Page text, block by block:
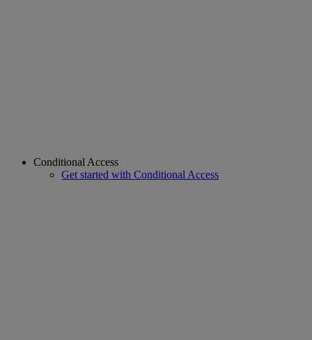
Conditional Access
Get started with Conditional Access